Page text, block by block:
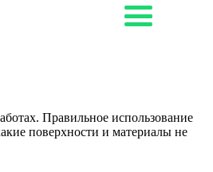
Правильное использование
поверхности и материалы не